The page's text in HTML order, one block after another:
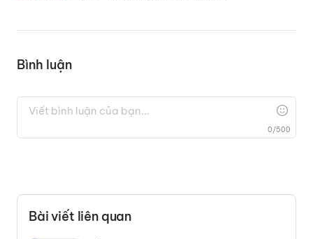
Bình luận
0/500
Bài viết liên quan